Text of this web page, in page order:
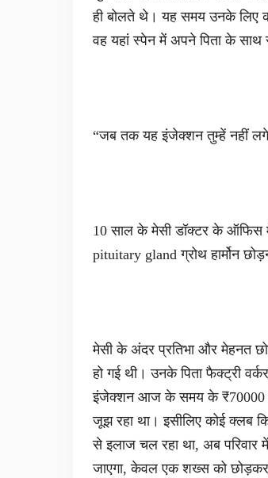
ही बोलते थे। यह समय उनके लिए
वह यहां स्पेन में अपने पिता के साथ
“जब तक यह इंजेक्शन तुम्हें नहीं
10 साल के मेसी डॉक्टर के ऑफिस
pituitary gland ग्रोथ हार्मोन
मेसी के अंदर प्रतिभा और मेहनत
हो गई थी। उनके पिता फैक्ट्री
इंजेक्शन आज के समय के ₹70000
जूझ रहा था। इसीलिए कोई क्लब
से इलाज चल रहा था, अब
जाएगा, केवल एक शख्स को छोड़कर